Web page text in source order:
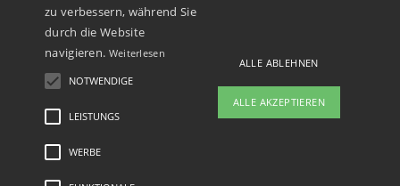
Rechtliche Hinweise
zu verbessern, während Sie
durch die Website
navigieren. Weiterlesen
NOTWENDIGE
LEISTUNGS
WERBE
ALLE ABLEHNEN
ALLE AKZEPTIEREN
Ja, ich möchte weniger
bezahlen
Nein danke, ich möchte mehr bezahlen.